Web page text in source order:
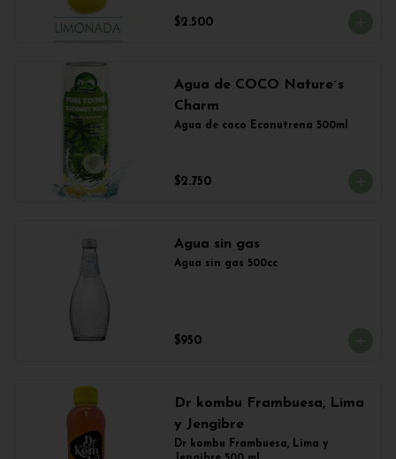
$2.500
Agua de COCO Nature´s
Charm
Agua de coco Econutrena 500ml
$2.750
Agua sin gas
Agua sin gas 500cc
$950
Dr kombu Frambuesa, Lima
y Jengibre
Dr kombu Frambuesa, Lima y